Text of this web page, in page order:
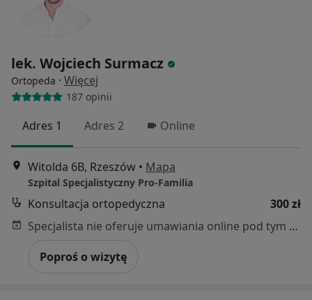
lek. Wojciech Surmacz
Ortopeda · Więcej
187 opinii
Adres 1 Adres 2 Online
Witolda 6B, Rzeszów • Mapa
Szpital Specjalistyczny Pro-Familia
Konsultacja ortopedyczna
300 zł
Specjalista nie oferuje umawiania online pod tym adresem.
Poproś o wizytę